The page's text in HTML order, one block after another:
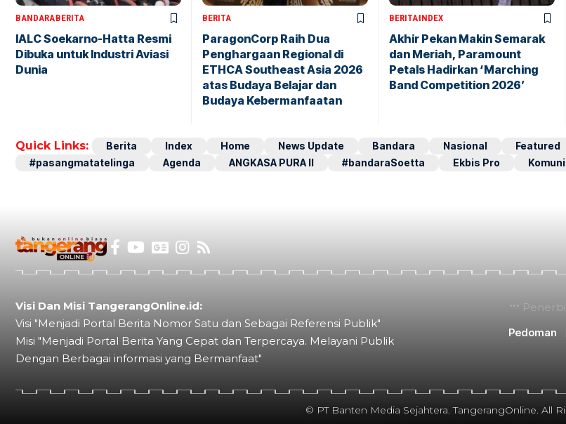
BANDARABERITA
IALC Soekarno-Hatta Resmi
Dibuka untuk Industri Aviasi
Dunia
BERITA
ParagonCorp Raih Dua
Penghargaan Regional di
ETHCA Southeast Asia 2026
atas Budaya Belajar dan
Budaya Kebermanfaatan
BERITAINDEX
Akhir Pekan Makin Semarak
dan Meriah, Paramount
Petals Hadirkan ‘Marching
Band Competition 2026’
Quick Links: Berita Index Home News Update Bandara Nasional Featured
#pasangmatatelinga
Agenda ANGKASA PURA II #bandaraSoetta Ekbis Pro
Visi Dan Misi TangerangOnline.id:
Visi "Menjadi Portal Berita Nomor Satu dan Sebagai Referensi Publik"
Misi "Menjadi Portal Berita Yang Cepat dan Terpercaya. Melayani Publik
Dengan Berbagai informasi yang Bermanfaat"
Pedoman
© PT Banten Media Sejahtera. TangerangOnline. All